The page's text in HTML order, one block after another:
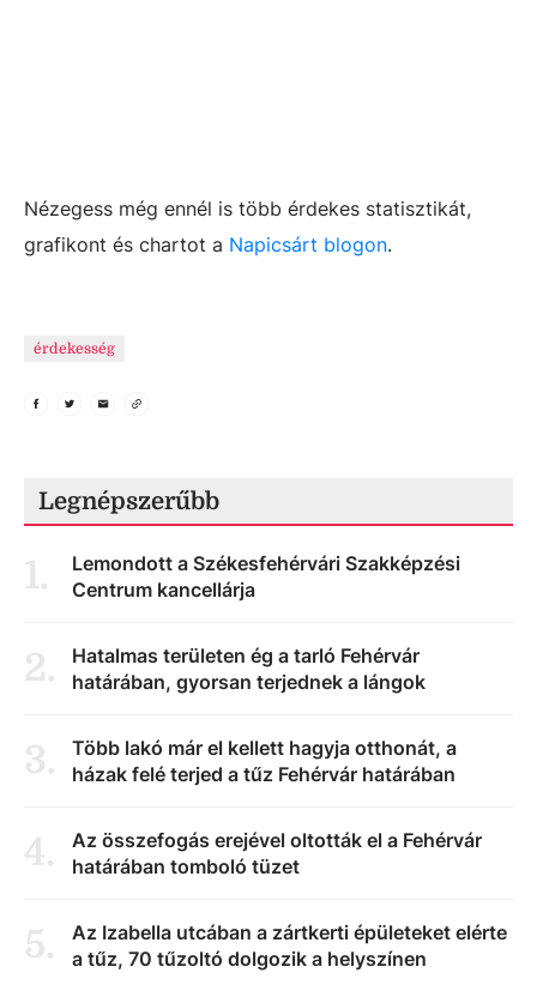
Nézegess még ennél is több érdekes statisztikát,
grafikont és chartot a Napicsárt blogon.
érdekesség
Legnépszerűbb
1.
Lemondott a Székesfehérvári Szakképzési
Centrum kancellárja
2.
Hatalmas területen ég a tarló Fehérvár
határában, gyorsan terjednek a lángok
3.
Több lakó már el kellett hagyja otthonát, a
házak felé terjed a tűz Fehérvár határában
4.
Az összefogás erejével oltották el a Fehérvár
határában tomboló tüzet
5.
Az Izabella utcában a zártkerti épületeket elérte
a tűz, 70 tűzoltó dolgozik a helyszínen